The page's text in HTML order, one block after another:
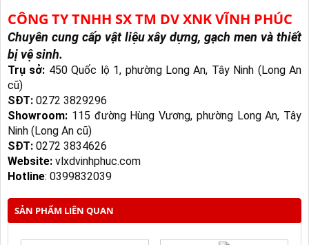
CÔNG TY TNHH SX TM DV XNK VĨNH PHÚC
Chuyên cung cấp vật liệu xây dựng, gạch men và thiết
bị vệ sinh.
Trụ sở: 450 Quốc lộ 1, phường Long An, Tây Ninh (Long An
cũ)
SĐT: 0272 3829296
Showroom: 115 đường Hùng Vương, phường Long An, Tây
Ninh (Long An cũ)
SĐT: 0272 3834626
Website: vlxdvinhphuc.com
Hotline: 0399832039
SẢN PHẨM LIÊN QUAN